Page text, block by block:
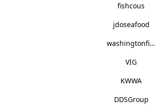
fishcous
jdoseafood
washingtonfish
VIG
KWWA
DDSGroup